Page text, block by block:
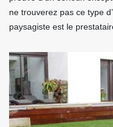
ne trouverez pas ce type
paysagiste est le